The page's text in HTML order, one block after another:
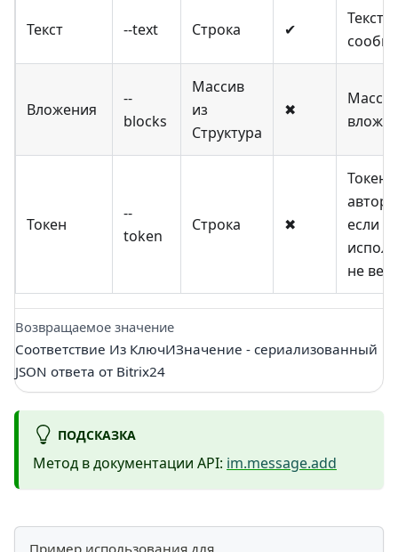
Текст --text Строка ✔
Текст
Вложения
--
blocks
Массив
из
Структура
✖
Токен
--
token
Строка ✖
Токен
если
не
Возвращаемое значение
Соответствие Из КлючИЗначение - сериализованный
JSON ответа от Bitrix24
ПОДСКАЗКА
Метод в документации API: im.message.add
Пример использования для